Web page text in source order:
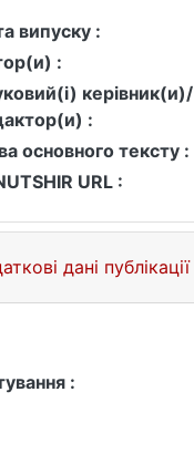
випуску :
:
керівник(и)/
:
основного тексту :
URL :
дані публікації
: